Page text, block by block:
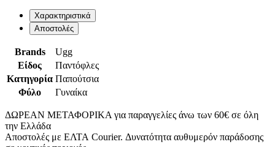
Χαρακτηριστικά
Αποστολές
Brands
Ugg
Είδος
Παντόφλες
Κατηγορία Παπούτσια
Φύλο
Γυναίκα
ΔΩΡΕΑΝ ΜΕΤΑΦΟΡΙΚΑ για παραγγελίες άνω των 60€ σε όλη
την Ελλάδα
Αποστολές με ΕΛΤΑ Courier. Δυνατότητα αυθυμερόν παράδοσης